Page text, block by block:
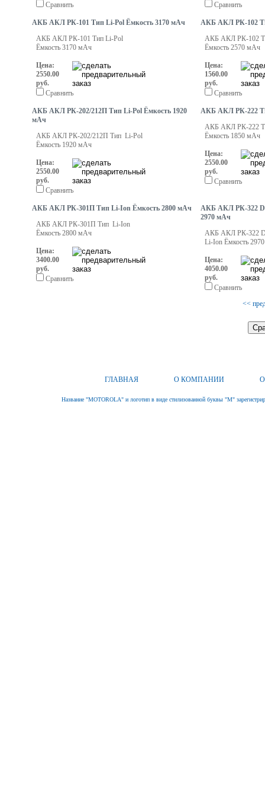
Сравнить
Сравнить
АКБ АКЛ РК-101 Тип Li-Pol Ёмкость 3170 мАч
АКБ АКЛ РК-101 Тип Li-Pol
Ёмкость 3170 мАч
Цена:
2550.00
руб.
Сравнить
АКБ АКЛ РК-102
АКБ АКЛ РК-102
Ёмкость 2570 мАч
Цена:
1560.00
руб.
Сравнить
АКБ АКЛ РК-202/212П Тип Li-Pol Ёмкость 1920
мАч
АКБ АКЛ РК-202/212П Тип Li-Pol
Ёмкость 1920 мАч
Цена:
2550.00
руб.
Сравнить
АКБ АКЛ РК-222
АКБ АКЛ РК-222
Ёмкость 1850 мАч
Цена:
2550.00
руб.
Сравнить
АКБ АКЛ РК-301П Тип Li-Ion Ёмкость 2800 мАч
АКБ АКЛ РК-301П Тип Li-Ion
Ёмкость 2800 мАч
Цена:
3400.00
руб.
Сравнить
АКБ АКЛ РК-322
2970 мАч
АКБ АКЛ РК-322
Li-Ion Ёмкость
Цена:
4050.00
руб.
Сравнить
<<
ГЛАВНАЯ О КОМПАНИИ
Название "MOTOROLA" и логотип в виде стилизованной буквы "M"